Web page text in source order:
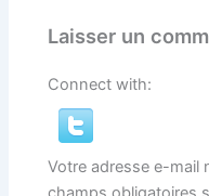
Laisser un
Connect with:
Votre adresse e-mail